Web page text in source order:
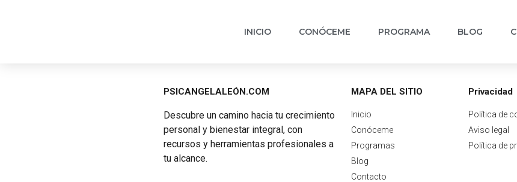
INICIO‎ CONÓCEME PROGRAMA BLOG
PSICANGELALEÓN.COM
Descubre un camino hacia tu crecimiento
personal y bienestar integral, con
recursos y herramientas profesionales a
tu alcance.
MAPA DEL SITIO
Inicio
Conóceme
Programas
Blog
Contacto
Privacidad
Política de
Aviso legal
Política de